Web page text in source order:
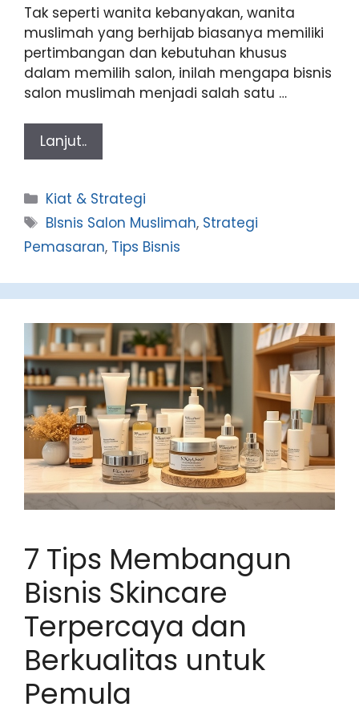
Tak seperti wanita kebanyakan, wanita
muslimah yang berhijab biasanya memiliki
pertimbangan dan kebutuhan khusus
dalam memilih salon, inilah mengapa bisnis
salon muslimah menjadi salah satu …
Lanjut..
Categories
Kiat & Strategi
Tags
BIsnis Salon Muslimah, Strategi
Pemasaran, Tips Bisnis
7 Tips Membangun
Bisnis Skincare
Terpercaya dan
Berkualitas untuk
Pemula